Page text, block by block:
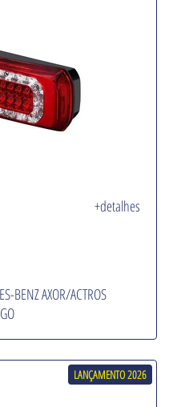
+detalhes
BENZ AXOR/ACTROS
LANÇAMENTO 2026